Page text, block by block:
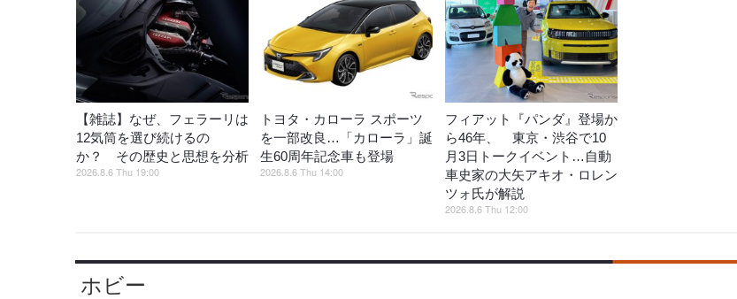
【雑誌】なぜ、フェラーリは
12気筒を選び続けるの
か？ その歴史と思想を分析
2026.8.6 Thu 19:00
トヨタ・カローラ スポーツ
を一部改良…「カローラ」誕
生60周年記念車も登場
2026.8.6 Thu 14:00
フィアット『パンダ』登場か
ら46年、 東京・渋谷で10
月3日トークイベント…自動
車史家の大矢アキオ・ロレン
ツォ氏が解説
2026.8.6 Thu 12:00
ホビー